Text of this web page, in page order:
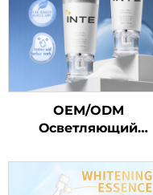
OEM/ODM
Осветляющий
лица с
аминокислотами